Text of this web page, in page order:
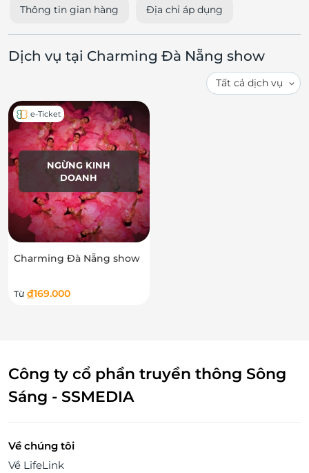
Thông tin gian hàng Địa chỉ áp dụng
Dịch vụ tại Charming Đà Nẵng show
NGỪNG KINH
DOANH
e-Ticket
Charming Đà Nẵng show
Từ đ169.000
Công ty cổ phần truyền thông Sông
Sáng - SSMEDIA
Về chúng tôi
Về LifeLink